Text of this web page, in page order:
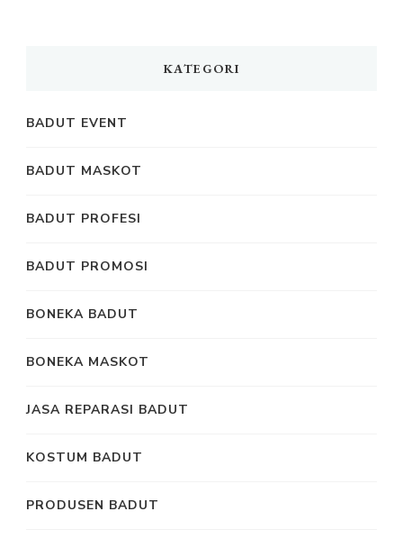
KATEGORI
BADUT EVENT
BADUT MASKOT
BADUT PROFESI
BADUT PROMOSI
BONEKA BADUT
BONEKA MASKOT
JASA REPARASI BADUT
KOSTUM BADUT
PRODUSEN BADUT